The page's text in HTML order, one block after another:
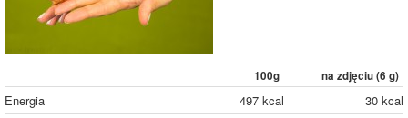
100g na zdjęciu (6 g)
Energia 497 kcal
30 kcal